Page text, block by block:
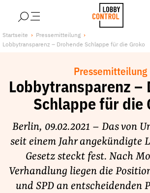
StartSeite
Über uns
Finanzierung
Publikationen und Material
Lobbykritische Stadtführungen
Unsere Schwerpunkte
Lobbykontrolle und Regeln
Lobbyismus und Klima
Startseite
Pressemitteilung
Lobbytransparenz – Drohende Schlappe für die Groko
Pressemitteilung
Lobbytransparenz –
Schlappe für die
Berlin, 09.02.2021 – Das von
seit einem Jahr angekündigte
Gesetz steckt fest. Nach
Verhandlung liegen die
und SPD an entscheidenden